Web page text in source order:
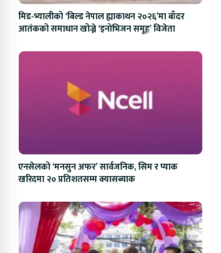
मिड-भ्यालीको ‘बिल्ड नेपाल ह्याकाथन २०२६’मा बाँदर
आतंकको समाधान खोज्ने ‘इनोभिजन समूह’ विजेता
एनसेलको ‘मनसुन अफर’ सार्वजनिक, सिम र प्याक
खरिदमा २० प्रतिशतसम्म क्यासब्याक